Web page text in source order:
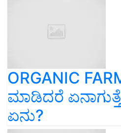
ORGANIC
ಮಾಡಿದರೆ
ಏನು?